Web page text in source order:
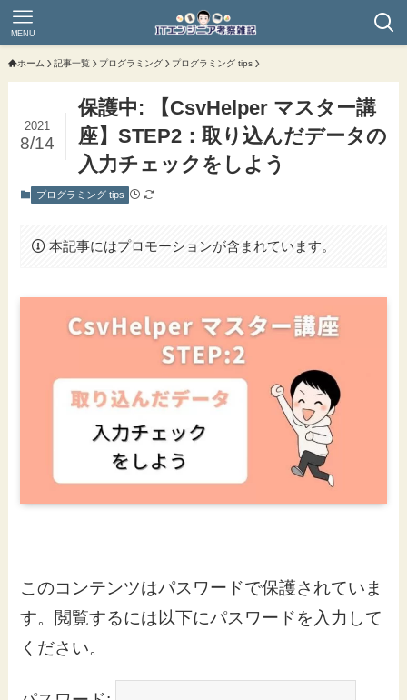
MENU
ホーム 記事一覧 プログラミング プログラミング tips
保護中: 【CsvHelper マスター講
座】STEP2：取り込んだデータの
入力チェックをしよう
2021
8/14
プログラミング tips
本記事にはプロモーションが含まれています。
このコンテンツはパスワードで保護されていま
す。閲覧するには以下にパスワードを入力して
ください。